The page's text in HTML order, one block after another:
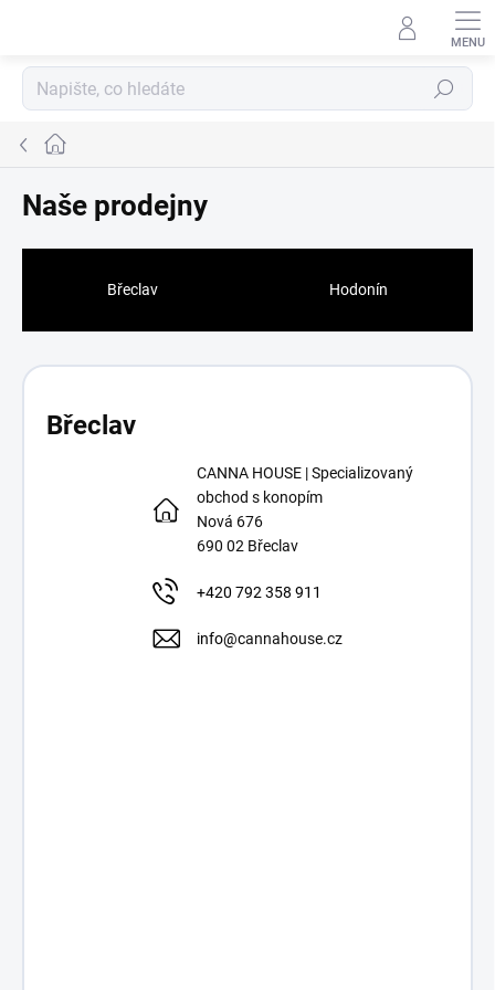
Hledat
Domů
Naše prodejny
Břeclav Hodonín
Břeclav
CANNA HOUSE | Specializovaný
obchod s konopím
Nová 676
690 02 Břeclav
+420 792 358 911
info@cannahouse.cz